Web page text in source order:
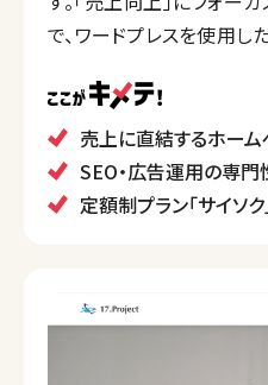
で、ワードプレスを使用し
応をしています。
また、迅速な対応や、クラ
な提案力も強みです。月
作「サイソク」なども提供し
売上に直結するホー
SEO・広告運用の専
定額制プラン「サイソ